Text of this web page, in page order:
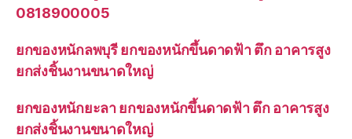
0818900005
ยกของหนักลพบุรี ยกของหนักขึ้นดาดฟ้า ตึก อาคารสูง
ยกส่งชิ้นงานขนาดใหญ่
ยกของหนักยะลา ยกของหนักขึ้นดาดฟ้า ตึก อาคารสูง
ยกส่งชิ้นงานขนาดใหญ่